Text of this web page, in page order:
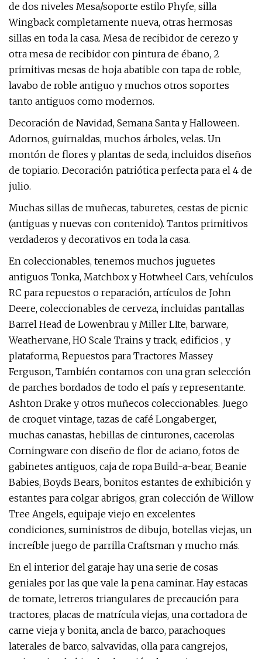
de dos niveles Mesa/soporte estilo Phyfe, silla
Wingback completamente nueva, otras hermosas
sillas en toda la casa. Mesa de recibidor de cerezo y
otra mesa de recibidor con pintura de ébano, 2
primitivas mesas de hoja abatible con tapa de roble,
lavabo de roble antiguo y muchos otros soportes
tanto antiguos como modernos.
Decoración de Navidad, Semana Santa y Halloween.
Adornos, guirnaldas, muchos árboles, velas. Un
montón de flores y plantas de seda, incluidos diseños
de topiario. Decoración patriótica perfecta para el 4 de
julio.
Muchas sillas de muñecas, taburetes, cestas de picnic
(antiguas y nuevas con contenido). Tantos primitivos
verdaderos y decorativos en toda la casa.
En coleccionables, tenemos muchos juguetes
antiguos Tonka, Matchbox y Hotwheel Cars, vehículos
RC para repuestos o reparación, artículos de John
Deere, coleccionables de cerveza, incluidas pantallas
Barrel Head de Lowenbrau y Miller LIte, barware,
Weathervane, HO Scale Trains y track, edificios , y
plataforma, Repuestos para Tractores Massey
Ferguson, También contamos con una gran selección
de parches bordados de todo el país y representante.
Ashton Drake y otros muñecos coleccionables. Juego
de croquet vintage, tazas de café Longaberger,
muchas canastas, hebillas de cinturones, cacerolas
Corningware con diseño de flor de aciano, fotos de
gabinetes antiguos, caja de ropa Build-a-bear, Beanie
Babies, Boyds Bears, bonitos estantes de exhibición y
estantes para colgar abrigos, gran colección de Willow
Tree Angels, equipaje viejo en excelentes
condiciones, suministros de dibujo, botellas viejas, un
increíble juego de parrilla Craftsman y mucho más.
En el interior del garaje hay una serie de cosas
geniales por las que vale la pena caminar. Hay estacas
de tomate, letreros triangulares de precaución para
tractores, placas de matrícula viejas, una cortadora de
carne vieja y bonita, ancla de barco, parachoques
laterales de barco, salvavidas, olla para cangrejos,